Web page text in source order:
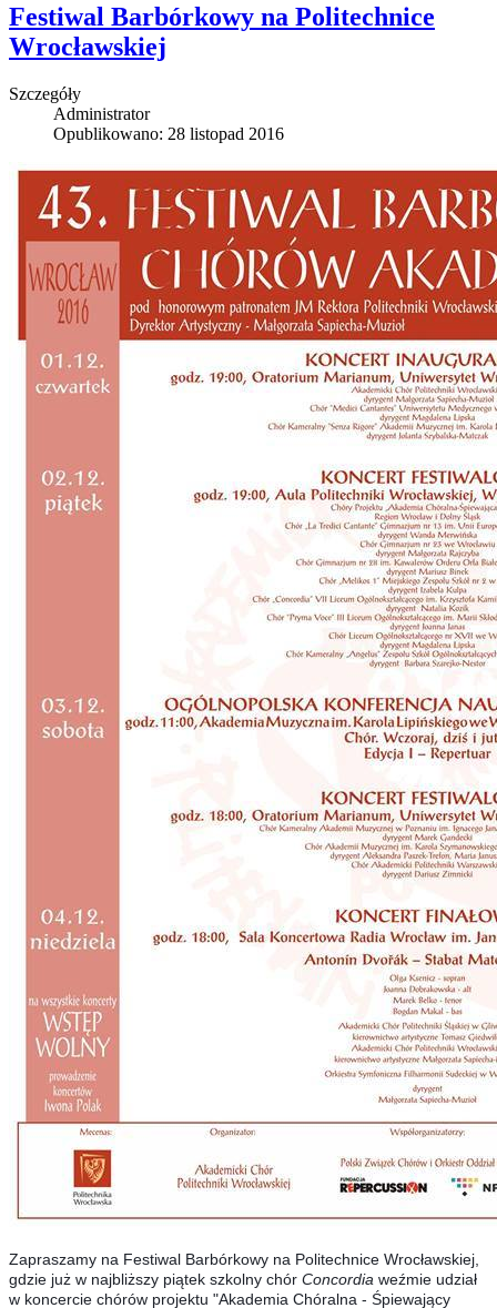
Festiwal Barbórkowy na Politechnice
Wrocławskiej
Szczegóły
Administrator
Opublikowano: 28 listopad 2016
Zapraszamy na Festiwal Barbórkowy na Politechnice Wrocławskiej,
gdzie już w najbliższy piątek szkolny chór Concordia weźmie udział
w koncercie chórów projektu "Akademia Chóralna - Śpiewający